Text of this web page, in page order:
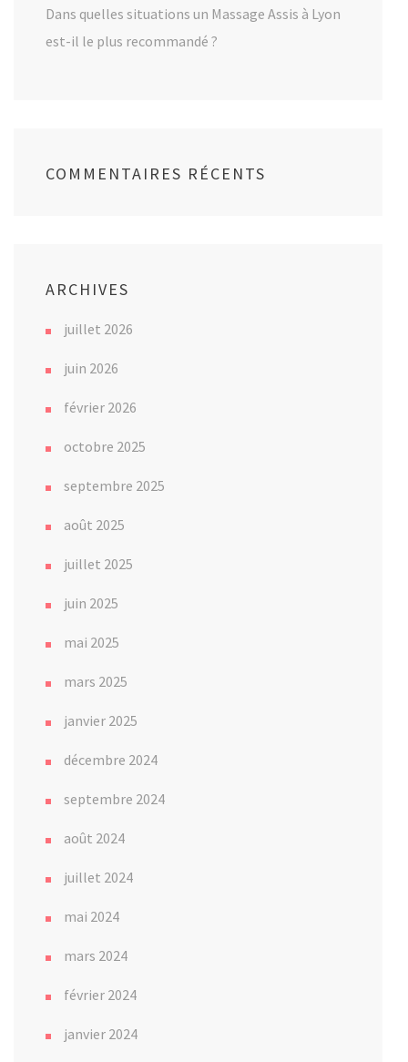
Dans quelles situations un Massage Assis à Lyon
est-il le plus recommandé ?
COMMENTAIRES RÉCENTS
ARCHIVES
juillet 2026
juin 2026
février 2026
octobre 2025
septembre 2025
août 2025
juillet 2025
juin 2025
mai 2025
mars 2025
janvier 2025
décembre 2024
septembre 2024
août 2024
juillet 2024
mai 2024
mars 2024
février 2024
janvier 2024